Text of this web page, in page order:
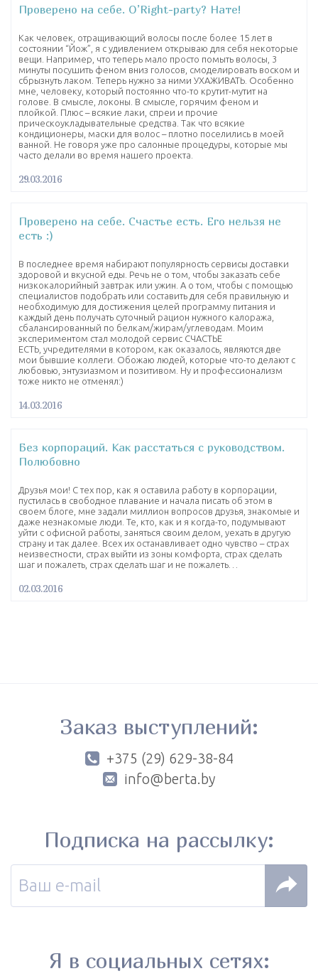
Проверено на себе. O’Right-party? Нате!
Как человек, отращивающий волосы после более 15 лет в
состоянии “Йож”, я с удивлением открываю для себя некоторые
вещи. Например, что теперь мало просто помыть волосы, 3
минуты посушить феном вниз голосов, смоделировать воском и
сбрызнуть лаком. Теперь нужно за ними УХАЖИВАТЬ. Особенно
мне, человеку, который постоянно что-то крутит-мутит на
голове. В смысле, локоны. В смысле, горячим феном и
плойкой. Плюс – всякие лаки, спреи и прочие
прическоукладывательные средства. Так что всякие
кондиционеры, маски для волос – плотно поселились в моей
ванной. Не говоря уже про салонные процедуры, которые мы
часто делали во время нашего проекта.
29.03.2016
Проверено на себе. Счастье есть. Его нельзя не
есть :)
В последнее время набирают популярность сервисы доставки
здоровой и вкусной еды. Речь не о том, чтобы заказать себе
низкокалорийный завтрак или ужин. А о том, чтобы с помощью
специалистов подобрать или составить для себя правильную и
необходимую для достижения целей программу питания и
каждый день получать суточный рацион нужного калоража,
сбалансированный по белкам/жирам/углеводам. Моим
экспериментом стал молодой сервис CЧАСТЬЕ
ЕСТЬ, учредителями в котором, как оказалось, являются две
мои бывшие коллеги. Обожаю людей, которые что-то делают с
любовью, энтузиазмом и позитивом. Ну и профессионализм
тоже никто не отменял:)
14.03.2016
Без корпораций. Как расстаться с руководством.
Полюбовно
Друзья мои! С тех пор, как я оставила работу в корпорации,
пустилась в свободное плавание и начала писать об этом в
своем блоге, мне задали миллион вопросов друзья, знакомые и
даже незнакомые люди. Те, кто, как и я когда-то, подумывают
уйти с офисной работы, заняться своим делом, уехать в другую
страну и так далее. Всех их останавливает одно чувство – страх
неизвестности, страх выйти из зоны комфорта, страх сделать
шаг и пожалеть, страх сделать шаг и не пожалеть…
02.03.2016
Заказ выступлений:
+375 (29) 629-38-84
info@berta.by
Подписка на рассылку:
Я в социальных сетях: